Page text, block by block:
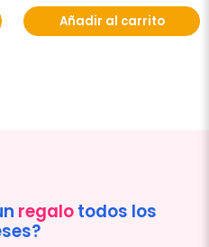
Añadir al carrito
regalotodos los